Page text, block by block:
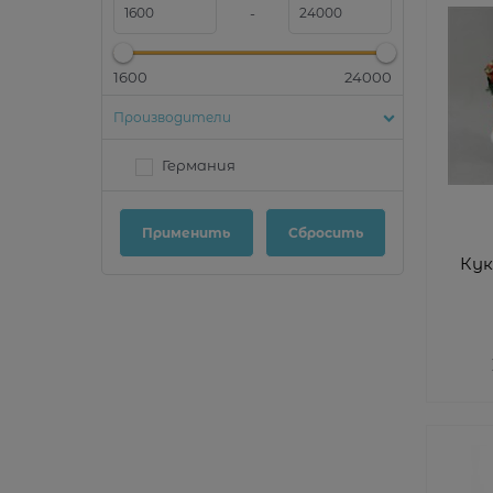
-
1600 24000
Производители
Германия